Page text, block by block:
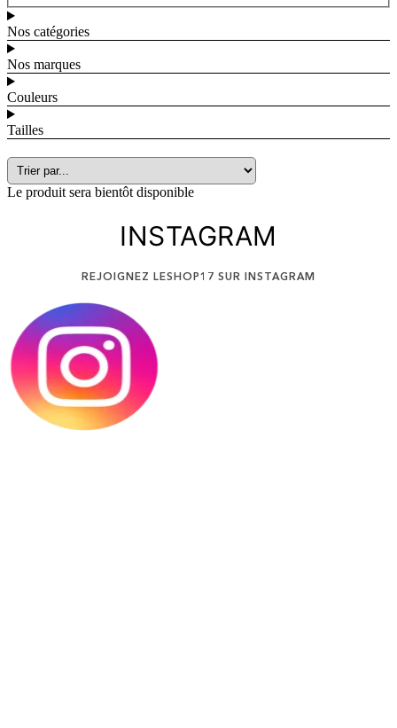
Nos catégories
Nos marques
Couleurs
Tailles
Le produit sera bientôt disponible
INSTAGRAM
REJOIGNEZ LESHOP17 SUR INSTAGRAM